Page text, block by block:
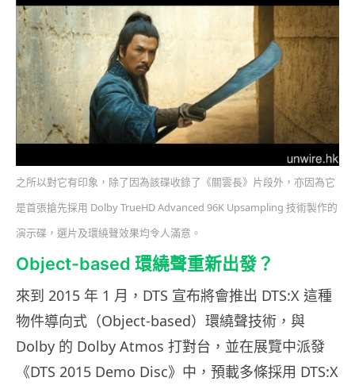
之所以對它有印象，除了因為該碟收錄了《關雲長》片段外，亦因為它
是首張搶先採用 Dolby TrueHD Advanced 96K Upsampling 技術製作的
演示碟，選片及環繞聲效果均令人滿意。
Object-based 環繞聲重新出發？
來到 2015 年 1 月，DTS 宣布將會推出 DTS:X 這種
物件導向式（Object-based）環繞聲技術，與
Dolby 的 Dolby Atmos 打對台，並在展覽中派發
《DTS 2015 Demo Disc》中，預載多條採用 DTS:X